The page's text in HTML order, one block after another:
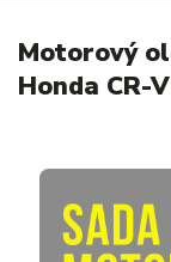
Motorový
Honda CR-